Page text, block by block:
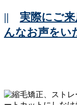
|| 実際にご
んなお声をい